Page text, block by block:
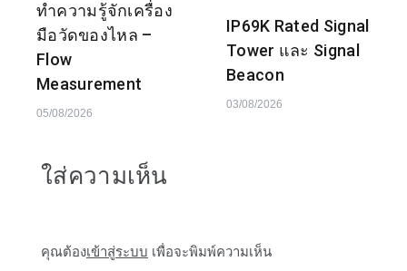
ทำความรู้จักเครื่อง
มือวัดของไหล –
Flow
Measurement
05/08/2026
IP69K Rated Signal
Tower และ Signal
Beacon
03/08/2026
ใส่ความเห็น
คุณต้องเข้าสู่ระบบ เพื่อจะพิมพ์ความเห็น